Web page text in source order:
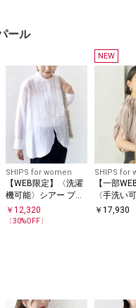
ール
SHIPS for women
【WEB限定】〈洗濯
機可能〉シアー プリ
ーツ ヨーク パールモ
チーフボタン ブラウ
￥ 12,320
〔30%OFF〕
NEW
SHIPS for
【一部
〈手洗い
ル モチー
￥17,930